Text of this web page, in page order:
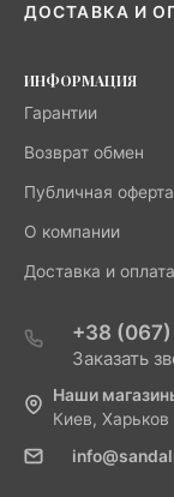
ДОСТАВКА И
ИНФОРМАЦИЯ
Гарантии
Возврат обмен
Публичная оферта
О компании
Доставка и оплата
+38 (067)
Заказать
Наши
Киев, Харьков